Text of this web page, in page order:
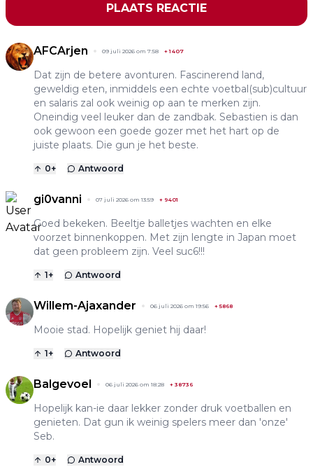
PLAATS REACTIE
AFCArjen 09 juli 2026 om 7:58 +1407
Dat zijn de betere avonturen. Fascinerend land,
geweldig eten, inmiddels een echte voetbal(sub)cultuur
en salaris zal ook weinig op aan te merken zijn.
Oneindig veel leuker dan de zandbak. Sebastien is dan
ook gewoon een goede gozer met het hart op de
juiste plaats. Die gun je het beste.
0+ Antwoord
gi0vanni 07 juli 2026 om 13:59 + 9401
Goed bekeken. Beeltje balletjes wachten en elke
voorzet binnenkoppen. Met zijn lengte in Japan moet
dat geen probleem zijn. Veel suc6!!!
1+ Antwoord
Willem-Ajaxander 06 juli 2026 om 19:56 + 5868
Mooie stad. Hopelijk geniet hij daar!
1+ Antwoord
Balgevoel 06 juli 2026 om 18:28 + 38736
Hopelijk kan-ie daar lekker zonder druk voetballen en
genieten. Dat gun ik weinig spelers meer dan 'onze'
Seb.
0+ Antwoord